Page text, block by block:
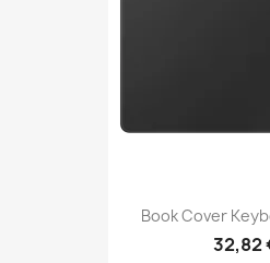
Book Cover
32,82